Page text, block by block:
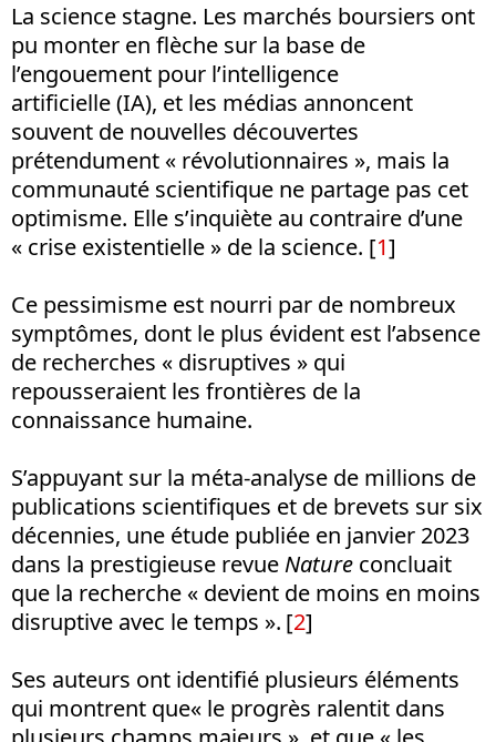
La science stagne. Les marchés boursiers ont
pu monter en flèche sur la base de
l’engouement pour l’intelligence
artificielle (IA), et les médias annoncent
souvent de nouvelles découvertes
prétendument « révolutionnaires », mais la
communauté scientifique ne partage pas cet
optimisme. Elle s’inquiète au contraire d’une
« crise existentielle » de la science. [1]
Ce pessimisme est nourri par de nombreux
symptômes, dont le plus évident est l’absence
de recherches « disruptives » qui
repousseraient les frontières de la
connaissance humaine.
S’appuyant sur la méta-analyse de millions de
publications scientifiques et de brevets sur six
décennies, une étude publiée en janvier 2023
dans la prestigieuse revueNature concluait
que la recherche « devient de moins en moins
disruptive avec le temps ». [2]
Ses auteurs ont identifié plusieurs éléments
qui montrent que« le progrès ralentit dans